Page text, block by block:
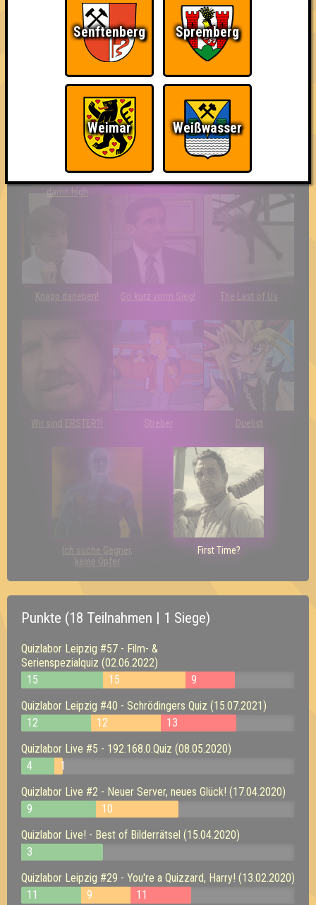
Quizveteran
Wir sind immer bei
Nerven aus Stahl
The Amount of
Teilnahmen is too
damn high
Ich war da, vor 3000
Jahren
Da-Da Da! Da-Da Da!
Knapp daneben! So kurz vorm Sieg! The Last of Us
Wir sind ERSTER?! Streber Duelist
Ich suche Gegner,
keine Opfer
First Time?
Punkte (18 Teilnahmen | 1 Siege)
Quizlabor Leipzig #57 - Film- &
Serienspezialquiz (02.06.2022)
15
15
9
Quizlabor Leipzig #40 - Schrödingers Quiz (15.07.2021)
12
12
13
Quizlabor Live #5 - 192.168.0.Quiz (08.05.2020)
4
1
Quizlabor Live #2 - Neuer Server, neues Glück! (17.04.2020)
9
10
Quizlabor Live! - Best of Bilderrätsel (15.04.2020)
3
Quizlabor Leipzig #29 - You're a Quizzard, Harry! (13.02.2020)
11
9
11
Senftenberg Spremberg
Weimar Weißwasser